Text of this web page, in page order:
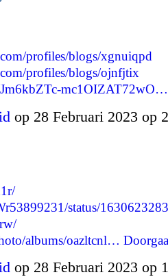
profiles/blogs/xgnuiqpd
profiles/blogs/ojnfjtix
Jm6kbZTc-mc1OIZAT72wO…
op 28 Februari 2023 op
status/
albums/oazltcnl…
op 28 Februari 2023 op